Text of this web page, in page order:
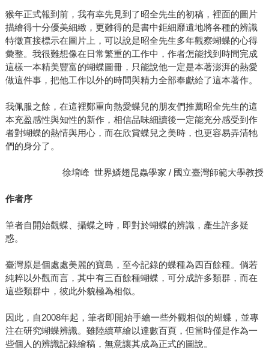
猴年正式報到前，我有幸先見到了昭全先生的初稿，裡面的圖片
描繪得十分優美細緻，更難得的是書中鉅細靡遺地將各種的辨識
特徵直接標示在圖片上，可以說是昭全先生多年觀察蝴蝶的心得
彙整。我很難想像在日常繁重的工作中，作者怎能找到時間完成
這樣一本精美豐富的蝴蝶圖冊，只能說他一定是本著澎湃的熱愛
做這件事，把他工作以外的時間與精力全部奉獻給了這本著作。
我佩服之餘，在這裡鄭重向熱愛蝶兒的朋友們推薦昭全先生的這
本充盈感性與知性的新作，相信品味細讀後一定能充分感受到作
者對蝴蝶的熱情與用心，而在欣賞蝶兒之美時，也更容易弄清牠
們的身分了。
徐堉峰 世界鱗翅昆蟲學家 / 國立臺灣師範大學教授
作者序
筆者自開始觀蝶、攝蝶之時，即對於蝴蝶的辨識，產生許多疑
惑。
臺灣原是個處處美麗的寶島，至今記錄的蝶種為四百餘種。倘若
純粹以外觀而言，其中有三百餘種蝴蝶，可分成許多類群，而在
這些類群中，彼此外貌極為相似。
因此，自2008年起，筆者即開始手繪一些外觀相似的蝴蝶，並專
注在研究蝴蝶辨識。雖陸續草繪以達數百頁，但當時僅是作為一
些個人的辨識記錄繪稿，無意讓其成為正式的圖說。